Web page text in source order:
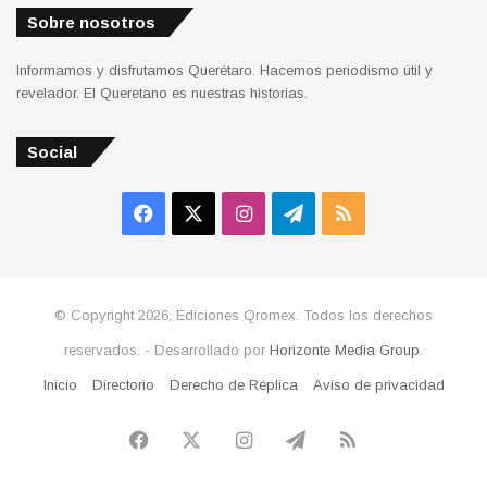
Sobre nosotros
Informamos y disfrutamos Querétaro. Hacemos periodismo útil y
revelador. El Queretano es nuestras historias.
Social
Facebook InstagramTelegram
RSS
© Copyright 2026, Ediciones Qromex. Todos los derechos
reservados. - Desarrollado por Horizonte Media Group
Inicio Directorio Derecho de Réplica Aviso de privacidad
Facebook InstagramTelegram
RSS